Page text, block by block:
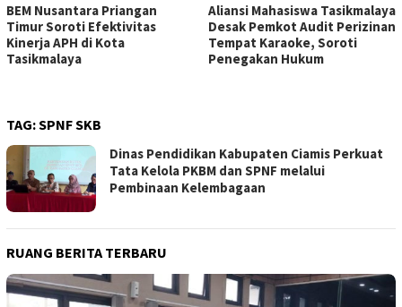
BEM Nusantara Priangan
Timur Soroti Efektivitas
Kinerja APH di Kota
Tasikmalaya
Aliansi Mahasiswa Tasikmalaya
Desak Pemkot Audit Perizinan
Tempat Karaoke, Soroti
Penegakan Hukum
TAG:SPNF SKB
Dinas Pendidikan Kabupaten Ciamis Perkuat
Tata Kelola PKBM dan SPNF melalui
Pembinaan Kelembagaan
RUANG BERITA TERBARU